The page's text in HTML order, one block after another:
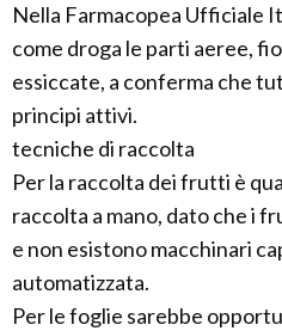
Nella Farmacopea Ufficiale
come droga le parti aeree,
essiccate, a conferma che
principi attivi.
tecniche di raccolta
Per la raccolta dei frutti è
raccolta a mano, dato che i
e non esistono macchinari
automatizzata.
Per le foglie sarebbe